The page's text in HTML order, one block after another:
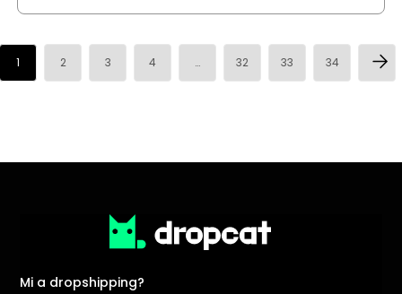
1 2 3 4 … 32 33 34
Mi a dropshipping?